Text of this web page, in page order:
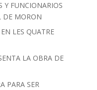
Y FUNCIONARIOS
DE MORON
LES QUATRE
LA OBRA DE
PARA SER